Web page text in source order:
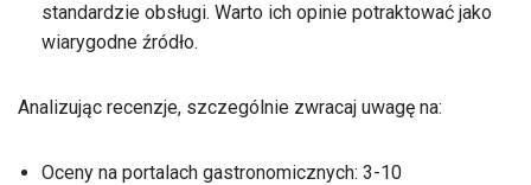
standardzie obsługi. Warto ich opinie potraktować jako
wiarygodne źródło.
Analizując recenzje, szczególnie zwracaj uwagę na:
Oceny na portalach gastronomicznych: 3-10